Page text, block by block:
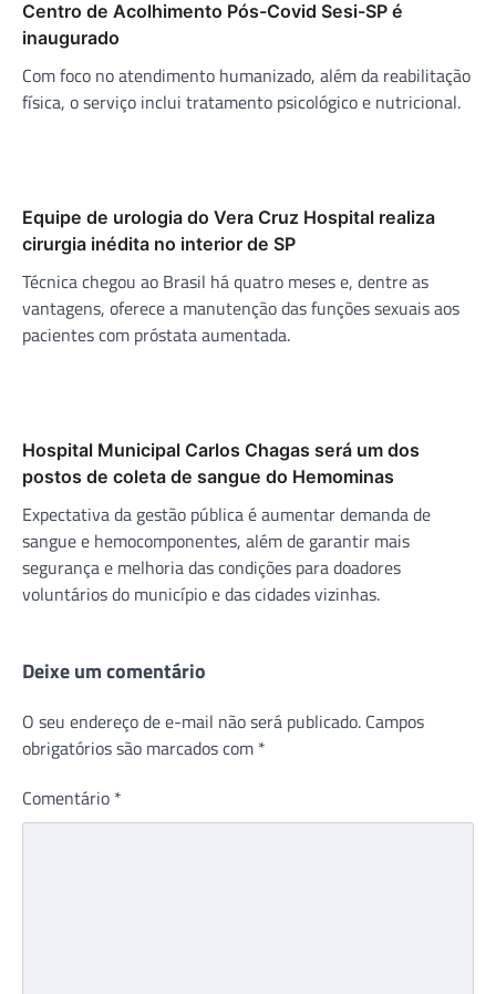
Centro de Acolhimento Pós-Covid Sesi-SP é
inaugurado
Com foco no atendimento humanizado, além da reabilitação
física, o serviço inclui tratamento psicológico e nutricional.
Equipe de urologia do Vera Cruz Hospital realiza
cirurgia inédita no interior de SP
Técnica chegou ao Brasil há quatro meses e, dentre as
vantagens, oferece a manutenção das funções sexuais aos
pacientes com próstata aumentada.
Hospital Municipal Carlos Chagas será um dos
postos de coleta de sangue do Hemominas
Expectativa da gestão pública é aumentar demanda de
sangue e hemocomponentes, além de garantir mais
segurança e melhoria das condições para doadores
voluntários do município e das cidades vizinhas.
Deixe um comentário
O seu endereço de e-mail não será publicado. Campos
obrigatórios são marcados com *
Comentário *